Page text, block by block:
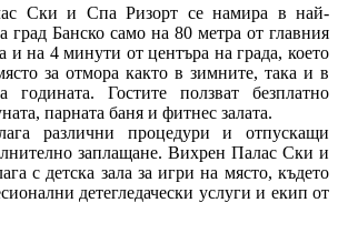
Ски и Спа Ризорт се намира в най-
град Банско само на 80 метра от главния
и на 4 минути от центъра на града, което
за отмора както в зимните, така и в
годината. Гостите ползват безплатно
парната баня и фитнес залата.
различни процедури и отпускащи
заплащане. Вихрен Палас Ски и
с детска зала за игри на място, където
детегледачески услуги и екип от